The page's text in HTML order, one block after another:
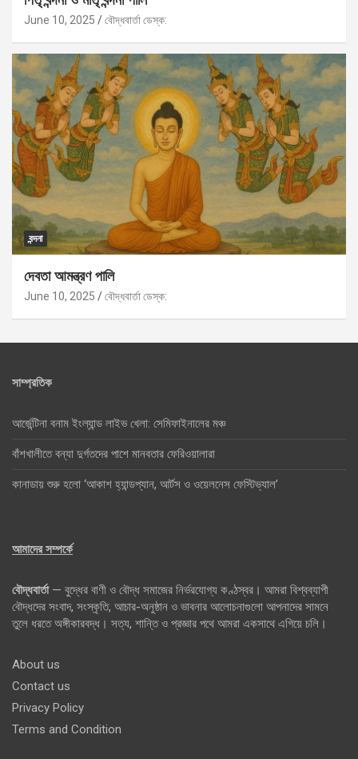
June 10, 2025 বৌদ্ধবার্তা ডেস্ক:
বন্দনা
দেবতা আমন্ত্রণ পালি
June 10, 2025 বৌদ্ধবার্তা ডেস্ক:
সাম্প্রতিক
আর্জেন্টিনা বনাম ইংল্যান্ড লাইভ খেলা: সেমিফাইনালের মঞ্চ
বাঁশখালীতে বন্যা দুর্গতদের পাশে মানবতার ফেরিওয়ালারা
কানাডায় শুরু হলো ‘আকাশ হ্যান্ডপ্যান, আর্টস ও ওয়েলনেস ফেস্টিভ্যাল’
আমাদের সম্পর্কে
বৌদ্ধবার্তা— বুদ্ধের বাণী ও বৌদ্ধ সমাজের নির্ভরযোগ্য কণ্ঠস্বর। আমরা বিশ্বব্যাপী
বৌদ্ধদের সংবাদ, সংস্কৃতি, আচার-অনুষ্ঠান ও ভাবনার আলোচনাগুলো আপনাদের সামনে
তুলে ধরতে অঙ্গীকারবদ্ধ। সত্য, শান্তি ও প্রজ্ঞার পথে আমরা একসাথে এগিয়ে চলি।
About us
Contact us
Privacy Policy
Terms and Condition